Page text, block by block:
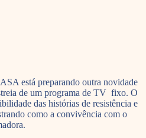
está preparando outra novidade
de um programa de TV fixo. O
das histórias de resistência e
como a convivência com o